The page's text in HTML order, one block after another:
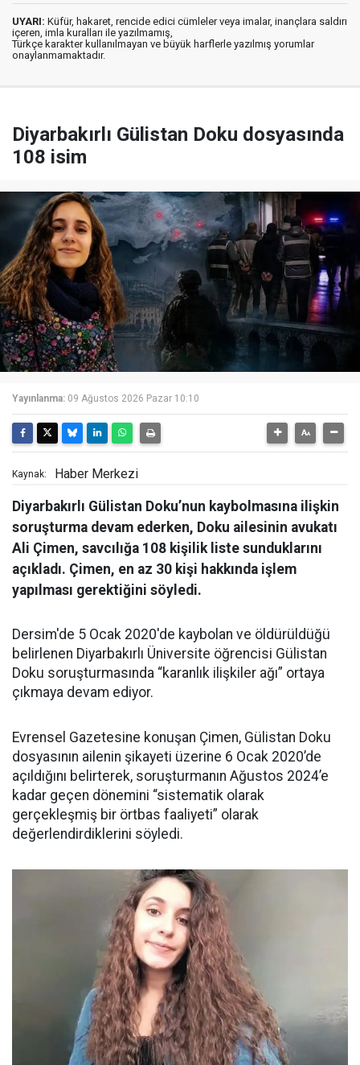
UYARI: Küfür, hakaret, rencide edici cümleler veya imalar, inançlara saldırı
içeren, imla kuralları ile yazılmamış,
Türkçe karakter kullanılmayan ve büyük harflerle yazılmış yorumlar
onaylanmamaktadır.
Diyarbakırlı Gülistan Doku dosyasında
108 isim
Yayınlanma: 09 Ağustos 2026 Pazar 10:10
Kaynak: Haber Merkezi
Diyarbakırlı Gülistan Doku’nun kaybolmasına ilişkin
soruşturma devam ederken, Doku ailesinin avukatı
Ali Çimen, savcılığa 108 kişilik liste sunduklarını
açıkladı. Çimen, en az 30 kişi hakkında işlem
yapılması gerektiğini söyledi.
Dersim'de 5 Ocak 2020'de kaybolan ve öldürüldüğü
belirlenen Diyarbakırlı Üniversite öğrencisi Gülistan
Doku soruşturmasında “karanlık ilişkiler ağı” ortaya
çıkmaya devam ediyor.
Evrensel Gazetesine konuşan Çimen, Gülistan Doku
dosyasının ailenin şikayeti üzerine 6 Ocak 2020’de
açıldığını belirterek, soruşturmanın Ağustos 2024’e
kadar geçen dönemini “sistematik olarak
gerçekleşmiş bir örtbas faaliyeti” olarak
değerlendirdiklerini söyledi.